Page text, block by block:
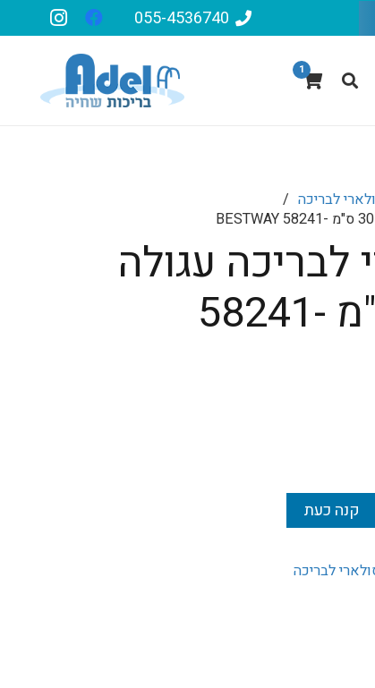
055-4536740
1
לבריכה /
לבריכה עגולה
קוטר 305 ס"מ -58241
קנה כעת
לבריכה